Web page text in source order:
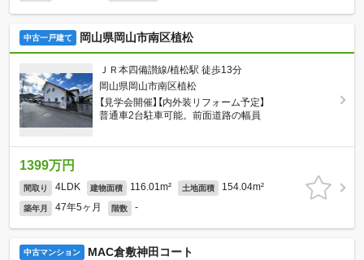
中古一戸建て 岡山県岡山市南区植松
ＪＲ本四備讃線/植松駅 徒歩13分
岡山県岡山市南区植松
【見学会開催】【内外装リフォーム予定】
普通車2台駐車可能。前面道路の幅員
1399万円
間取り 4LDK 建物面積 116.01m² 土地面積 154.04m²
築年月 47年5ヶ月 階数 -
中古マンション MAC倉敷神田コート